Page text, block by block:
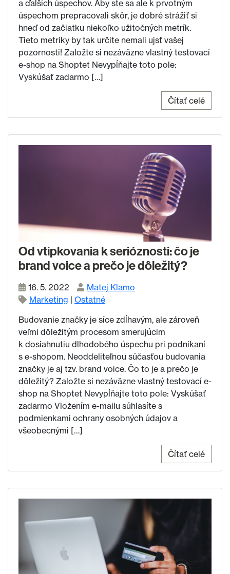
a ďalších úspechov. Aby ste sa ale k prvotným
úspechom prepracovali skôr, je dobré strážiť si
hneď od začiatku niekoľko užitočných metrík.
Tieto metriky by tak určite nemali ujsť vašej
pozornosti! Založte si nezáväzne vlastný testovací
e-shop na Shoptet Nevypĺňajte toto pole:
Vyskúšať zadarmo […]
Čítať celé
Od vtipkovania k serióznosti: čo je
brand voice a prečo je dôležitý?
16. 5. 2022
Matej Klamo
Marketing | Ostatné
Budovanie značky je síce zdĺhavým, ale zároveň
veľmi dôležitým procesom smerujúcim
k dosiahnutiu dlhodobého úspechu pri podnikaní
s e-shopom. Neoddeliteľnou súčasťou budovania
značky je aj tzv. brand voice. Čo to je a prečo je
dôležitý? Založte si nezáväzne vlastný testovací e-
shop na Shoptet Nevypĺňajte toto pole: Vyskúšať
zadarmo Vložením e-mailu súhlasíte s
podmienkami ochrany osobných údajov a
všeobecnými […]
Čítať celé